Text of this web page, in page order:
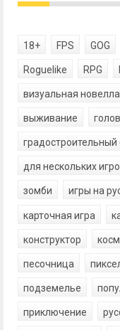
18+ FPS GOG
Roguelike RPG
визуальная новелла
выживание
градостроительный
для нескольких
зомби игры на
карточная игра
конструктор
песочница
подземелье
приключение